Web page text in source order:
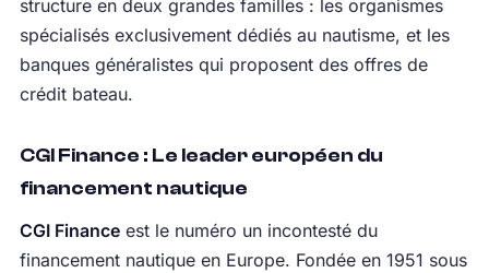
structure en deux grandes familles : les organismes
spécialisés exclusivement dédiés au nautisme, et les
banques généralistes qui proposent des offres de
crédit bateau.
CGI Finance : Le leader européen du
financement nautique
CGI Financeest le numéro un incontesté du
financement nautique en Europe. Fondée en 1951 sous